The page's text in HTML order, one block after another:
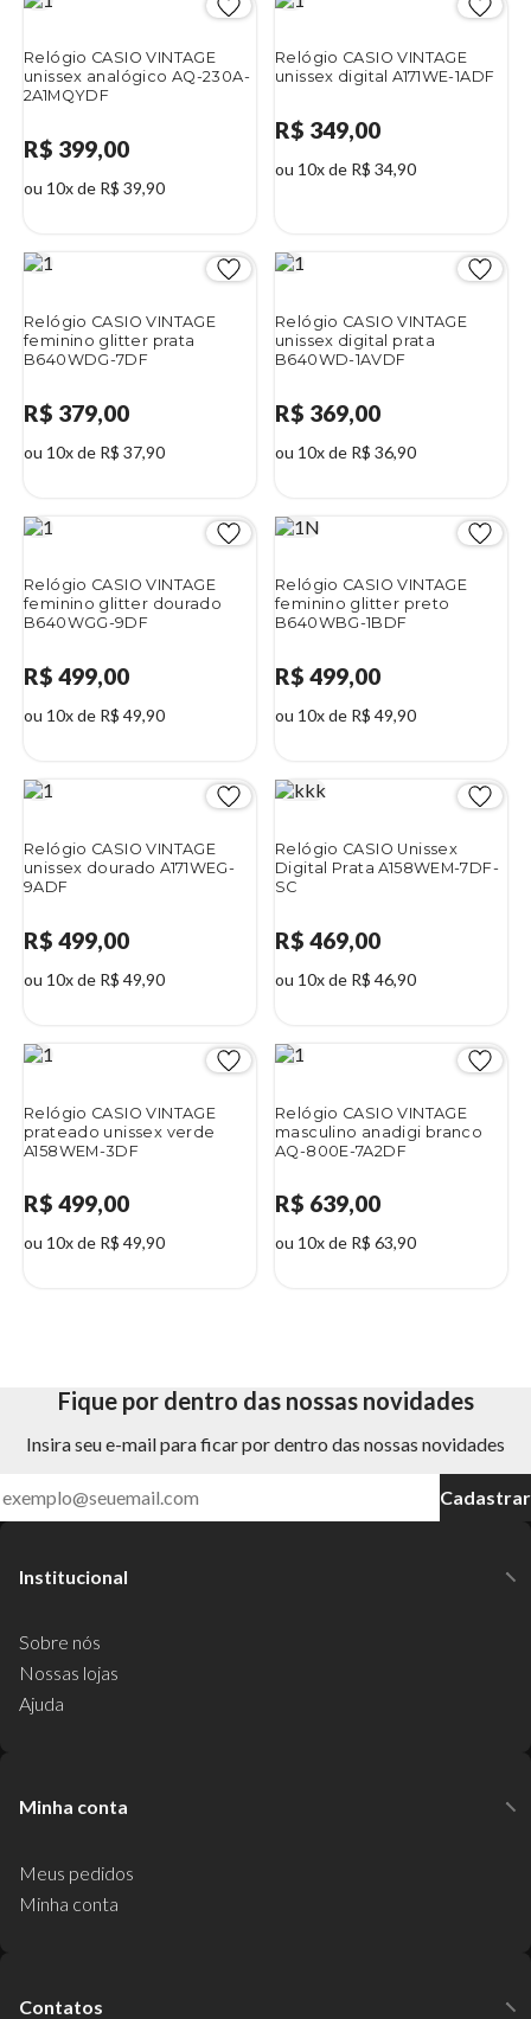
Relógio CASIO VINTAGE
unissex analógico AQ-230A-
2A1MQYDF
R$ 399,00
ou 10x de R$ 39,90
Relógio CASIO VINTAGE
unissex digital A171WE-1ADF
R$ 349,00
ou 10x de R$ 34,90
Relógio CASIO VINTAGE
feminino glitter prata
B640WDG-7DF
R$ 379,00
ou 10x de R$ 37,90
Relógio CASIO VINTAGE
unissex digital prata
B640WD-1AVDF
R$ 369,00
ou 10x de R$ 36,90
Relógio CASIO VINTAGE
feminino glitter dourado
B640WGG-9DF
R$ 499,00
ou 10x de R$ 49,90
Relógio CASIO VINTAGE
feminino glitter preto
B640WBG-1BDF
R$ 499,00
ou 10x de R$ 49,90
Relógio CASIO VINTAGE
unissex dourado A171WEG-
9ADF
R$ 499,00
ou 10x de R$ 49,90
Relógio CASIO Unissex
Digital Prata A158WEM-7DF-
SC
R$ 469,00
ou 10x de R$ 46,90
Relógio CASIO VINTAGE
prateado unissex verde
A158WEM-3DF
R$ 499,00
ou 10x de R$ 49,90
Relógio CASIO VINTAGE
masculino anadigi branco
AQ-800E-7A2DF
R$ 639,00
ou 10x de R$ 63,90
Fique por dentro das nossas novidades
Insira seu e-mail para ficar por dentro das nossas novidades
Cadastrar
Institucional
Sobre nós
Nossas lojas
Ajuda
Minha conta
Meus pedidos
Minha conta
Contatos